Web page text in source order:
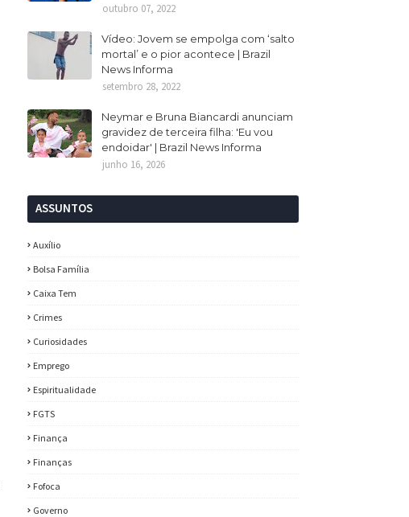
outubro 07, 2022
Vídeo: Jovem se empolga com ‘salto
mortal’ e o pior acontece | Brazil
News Informa
setembro 28, 2022
Neymar e Bruna Biancardi anunciam
gravidez de terceira filha: 'Eu vou
endoidar' | Brazil News Informa
junho 16, 2026
ASSUNTOS
Auxílio
Bolsa Família
Caixa Tem
Crimes
Curiosidades
Emprego
Espiritualidade
FGTS
Finança
Finanças
Fofoca
Governo